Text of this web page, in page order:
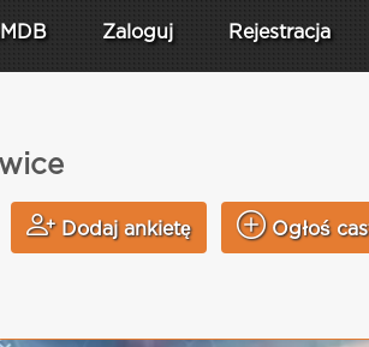
Zaloguj Rejestracja
Dodaj ankietę Ogłoś